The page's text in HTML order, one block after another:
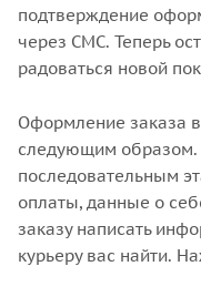
подтверждение
через СМС. Теперь
радоваться новой
Оформление заказа
следующим образом.
последовательным
оплаты, данные о
заказу написать
курьеру вас найти.